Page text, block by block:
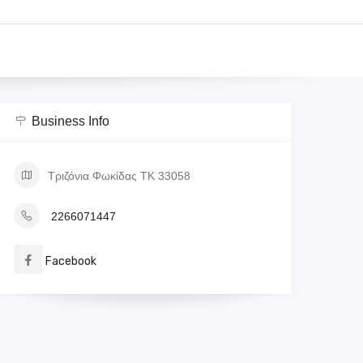
Business Info
Τριζόνια Φωκίδας ΤΚ 33058
2266071447
Facebook